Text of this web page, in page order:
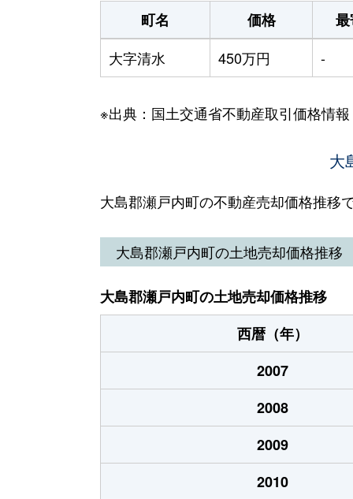
町名 価格
大字清水
450万円 -
※出典：国土交通省不動産取引価格情
大
大島郡瀬戸内町の不動産売却価格推移
大島郡瀬戸内町の土地売却価格推移
大島郡瀬戸内町の土地売却価格推移
西暦（年）
2007
2008
2009
2010